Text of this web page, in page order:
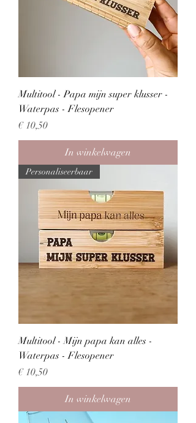
Multitool - Papa mijn super klusser -
Waterpas - Flesopener
Prijs
€ 10,50
In winkelwagen
Personaliseerbaar
Multitool - Mijn papa kan alles -
Waterpas - Flesopener
Prijs
€ 10,50
In winkelwagen